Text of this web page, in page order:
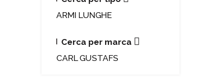
ARMI LUNGHE
Cerca per marca
CARL GUSTAFS